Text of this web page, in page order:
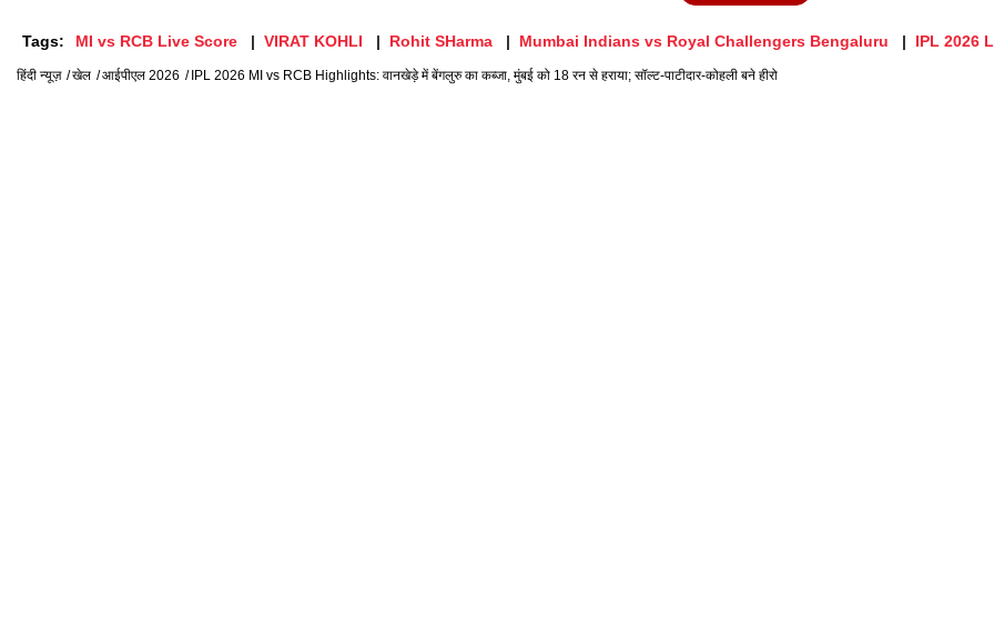
Tags: MI vs RCB Live Score VIRAT KOHLI Rohit SHarma Mumbai Indians vs Royal Challengers Bengaluru IPL 2026
हिंदी न्यूज़ खेल आईपीएल 2026 IPL 2026 MI vs RCB Highlights: वानखेड़े में बेंगलुरु का कब्जा, मुंबई को 18 रन से हराया; सॉल्ट-पाटीदार-कोहली बने हीरो